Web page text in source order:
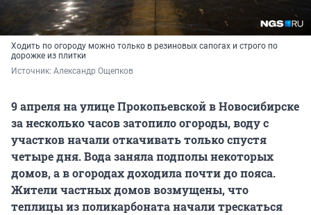
Ходить по огороду можно только в резиновых сапогах и строго по
дорожке из плитки
Источник: Александр Ощепков
9 апреля на улице Прокопьевской в Новосибирске
за несколько часов затопило огороды, воду с
участков начали откачивать только спустя
четыре дня. Вода заняла подполы некоторых
домов, а в огородах доходила почти до пояса.
Жители частных домов возмущены, что
теплицы из поликарбоната начали трескаться